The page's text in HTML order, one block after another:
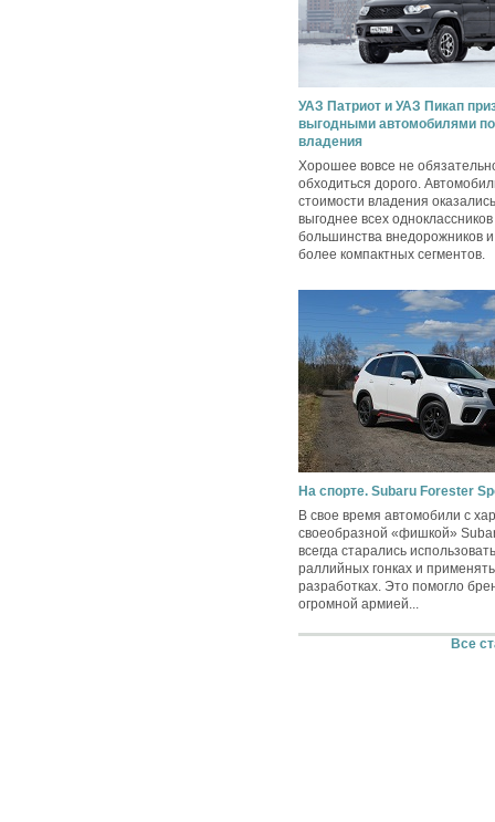
УАЗ Патриот и УАЗ Пикап
выгодными автомобилями
владения
Хорошее вовсе не
обходиться дорого.
стоимости владения
выгоднее всех
большинства внедорожников и
более компактных сегментов.
На спорте. Subaru Forester
В свое время автомобили с
своеобразной «фишкой»
всегда старались
раллийных гонках и
разработках. Это помогло
огромной армией...
Все